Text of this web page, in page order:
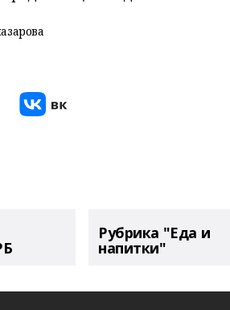
Рубрика "Еда и
напитки"